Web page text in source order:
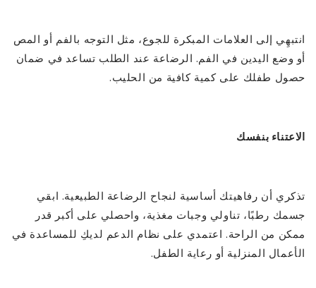
انتبهِي إلى العلامات المبكرة للجوع، مثل التوجه بالفم أو المص
أو وضع اليدين في الفم. الرضاعة عند الطلب تساعد في ضمان
حصول طفلك على كمية كافية من الحليب.
الاعتناء بنفسك
تذكري أن رفاهيتك أساسية لنجاح الرضاعة الطبيعية. ابقي
جسمك رطبًا، تناولي وجبات مغذية، واحصلي على أكبر قدر
ممكن من الراحة. اعتمدي على نظام الدعم لديكِ للمساعدة في
الأعمال المنزلية أو رعاية الطفل.